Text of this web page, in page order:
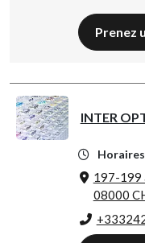
Prenez
INTER
197-199
08000